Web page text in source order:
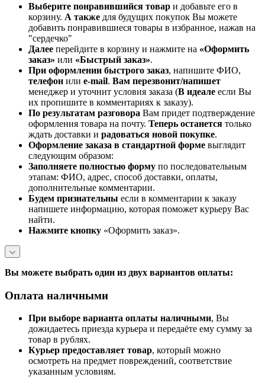
Выберите понравившийся товар и добавьте его в
корзину. А также для будущих покупок Вы можете
добавить понравившиеся товары в избранное, нажав на
"сердечко"
Далее перейдите в корзину и нажмите на «Оформить
заказ» или «Быстрый заказ».
При оформлении быстрого заказ, напишите ФИО,
телефон или e-mail. Вам перезвонит/напишет
менеджер и уточнит условия заказа (В идеале если Вы
их пропишите в комментариях к заказу).
По результатам разговора Вам придет подтверждение
оформления товара на почту. Теперь останется только
ждать доставки и радоваться новой покупке.
Оформление заказа в стандартной форме выглядит
следующим образом:
Заполняете полностью форму по последовательным
этапам: ФИО, адрес, способ доставки, оплаты,
дополнительные комментарии.
Будем признательны если в комментарии к заказу
напишете информацию, которая поможет курьеру Вас
найти.
Нажмите кнопку «Оформить заказ».
Вы можете выбрать один из двух вариантов оплаты:
Оплата наличными
При выборе варианта оплаты наличными, Вы
дожидаетесь приезда курьера и передаёте ему сумму за
товар в рублях.
Курьер предоставляет товар, который можно
осмотреть на предмет повреждений, соответствие
указанным условиям.